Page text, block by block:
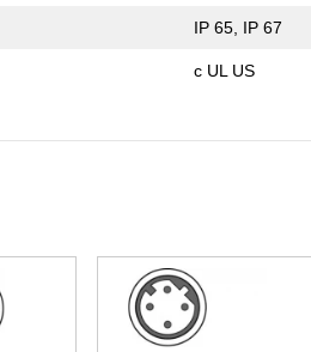
IP 65, IP 67
c UL US